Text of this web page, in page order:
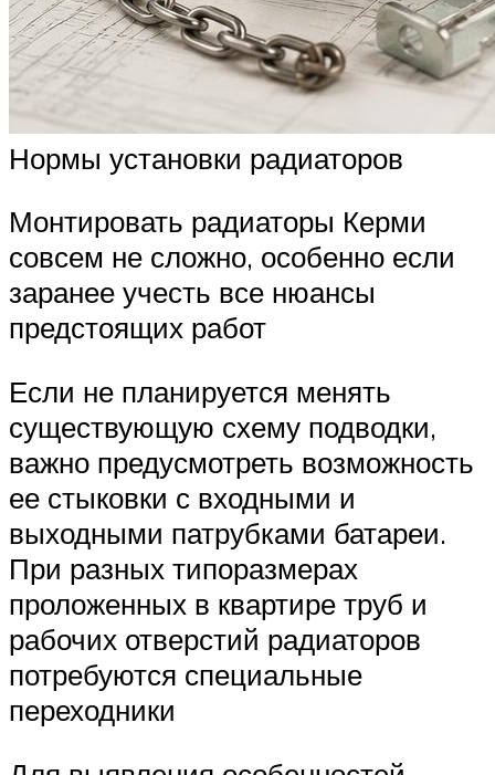
Нормы установки радиаторов
Монтировать радиаторы Керми
совсем не сложно, особенно если
заранее учесть все нюансы
предстоящих работ
Если не планируется менять
существующую схему подводки,
важно предусмотреть возможность
ее стыковки с входными и
выходными патрубками батареи.
При разных типоразмерах
проложенных в квартире труб и
рабочих отверстий радиаторов
потребуются специальные
переходники